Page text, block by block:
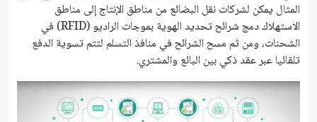
المثال يمكن لشركات نقل البضائع من مناطق الإنتاج إلى مناطق
الاستهلاك دمج شرائح تحديد الهوية بموجات الراديو (RFID) في
الشحنات، ومن ثم مسح الشرائح في منافذ التسلم لتتم تسوية الدفع
تلقائيا عبر عقد ذكي بين البائع والمشتري.